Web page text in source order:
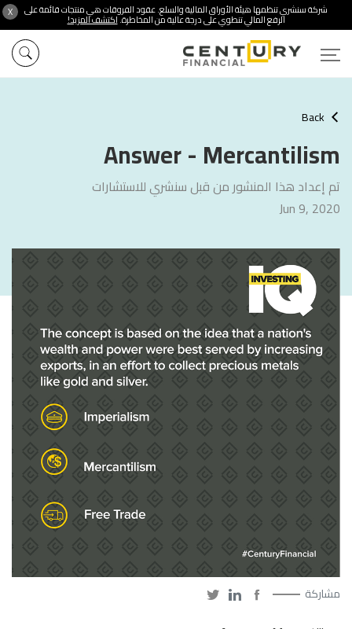
X شركة سنشري تنظمها هيئة الأوراق المالية والسلع. عقود الفروقات هي منتجات قائمة على
الرفع المالي تنطوي على درجة عالية من المخاطرة.اكتشف المزيد!
Back
Answer - Mercantilism
تم إعداد هذا المنشور من قبل سنشري للاستشارات
Jun 9, 2020
مشاركة